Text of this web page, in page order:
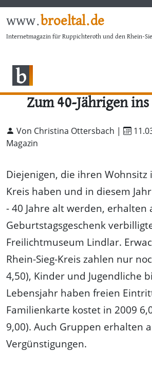
www.broeltal.de
Internetmagazin für Ruppichteroth und den Rhein-
Zum 40-Jährigen
Von Christina Ottersbach |
Magazin
Diejenigen, die ihren Wohnsitz
Kreis haben und in diesem
- 40 Jahre alt werden, erhalten
Geburtstagsgeschenk
Freilichtmuseum Lindlar.
Rhein-Sieg-Kreis zahlen nur
4,50), Kinder und Jugendliche
Lebensjahr haben freien
Familienkarte kostet in 2009
9,00). Auch Gruppen erhalten
Vergünstigungen.